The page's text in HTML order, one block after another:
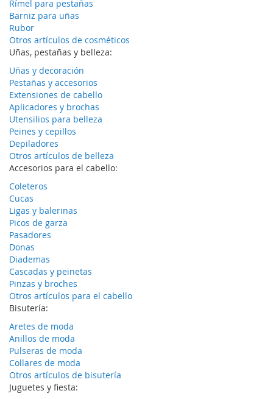
Rímel para pestañas
Barniz para uñas
Rubor
Otros artículos de cosméticos
Uñas, pestañas y belleza:
Uñas y decoración
Pestañas y accesorios
Extensiones de cabello
Aplicadores y brochas
Utensilios para belleza
Peines y cepillos
Depiladores
Otros artículos de belleza
Accesorios para el cabello:
Coleteros
Cucas
Ligas y balerinas
Picos de garza
Pasadores
Donas
Diademas
Cascadas y peinetas
Pinzas y broches
Otros artículos para el cabello
Bisutería:
Aretes de moda
Anillos de moda
Pulseras de moda
Collares de moda
Otros artículos de bisutería
Juguetes y fiesta: